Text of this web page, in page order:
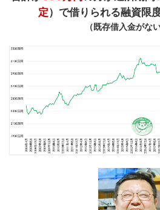
定）で借りられる融資限
（既存借入金がな